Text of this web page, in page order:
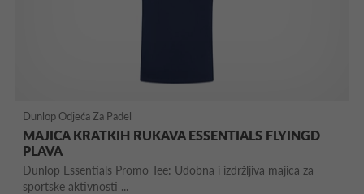
Dunlop Odjeća Za Padel
MAJICA KRATKIH RUKAVA ESSENTIALS FLYINGD
PLAVA
Dunlop Essentials Promo Tee: Udobna i izdržljiva majica za
sportske aktivnosti ...